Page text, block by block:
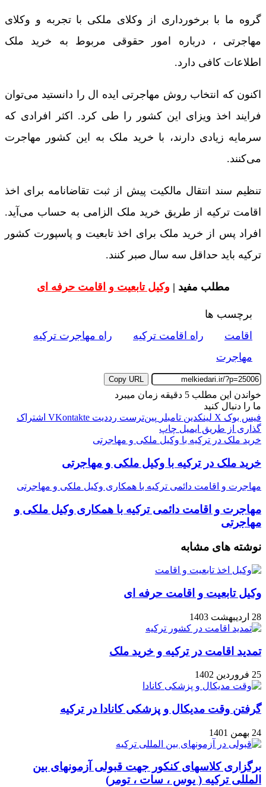
گروه ما با برخورداری از وکلای ملکی با تجربه و وکلای
مهاجرتی ، درباره امور حقوقی مربوط به خرید ملک
اطلاعات کافی دارد.
اکنون که انتخاب روش مهاجرتی ایده ­ال را دانستید می‌توان
فرایند اخذ ویزای این کشور را طی کرد. اکثر افرادی که
سرمایه زیادی دارند، با خرید ملک به این کشور مهاجرت
می‌کنند.
تنظیم سند انتقال مالکیت پیش از ثبت تقاضانامه برای اخذ
اقامت ترکیه از طریق خرید ملک الزامی به ­حساب می‌آید.
افراد پس از خرید ملک برای اخذ تابعیت و پاسپورت کشور
ترکیه باید حداقل سه سال صبر کنند.
مطلب مفید | وکیل تابعیت و اقامت حرفه ای
برچسب ها
اقامت
راه اقامت ترکیه
راه مهاجرت ترکیه
مهاجرت
Copy URL
خواندن این مطلب 5 دقیقه زمان میبرد
ما را دنبال کنید
فیس بوک X لینکدین ‫تامبلر ‫پین‌ترست ‫رددیت ‫VKontakte اشتراک
گذاری از طریق ایمیل چاپ
خرید ملک در ترکیه با وکیل ملکی و مهاجرتی
خرید ملک در ترکیه با وکیل ملکی و مهاجرتی
مهاجرت و اقامت دائمی ترکیه با همکاری وکیل ملکی و مهاجرتی
مهاجرت و اقامت دائمی ترکیه با همکاری وکیل ملکی و
مهاجرتی
نوشته های مشابه
وکیل تابعیت و اقامت حرفه ای
28 اردیبهشت 1403
تمدید اقامت در ترکیه و خرید ملک
25 فروردین 1402
گرفتن وقت مدیکال و پزشکی کانادا در ترکیه
24 بهمن 1401
برگزاری کلاسهای کنکور جهت قبولی آزمونهای بین
المللی ترکیه ( یوس ، سات ، تومر)